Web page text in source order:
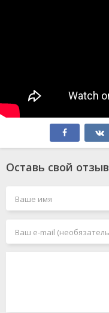
Оставь свой отзыв